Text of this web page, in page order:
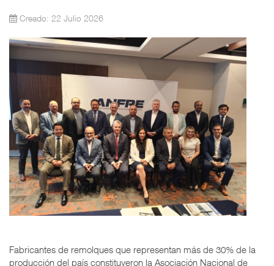
Creado: 22 Julio 2026
Fabricantes de remolques que representan más de 30% de la
producción del país constituyeron la Asociación Nacional de